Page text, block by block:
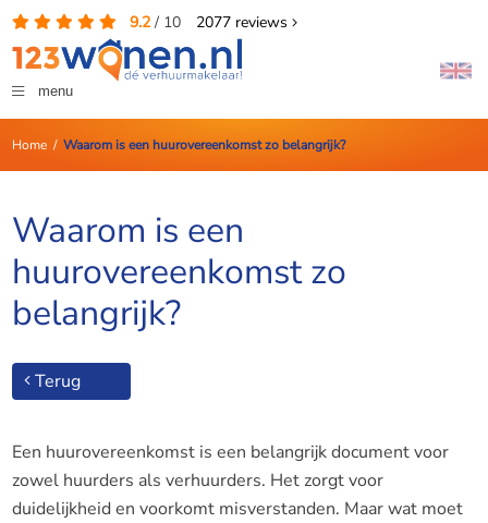
9.2/ 10 2077reviews
menu
Home/ Waarom is een huurovereenkomst zo belangrijk?
Waarom is een
huurovereenkomst zo
belangrijk?
Terug
Een huurovereenkomst is een belangrijk document voor
zowel huurders als verhuurders. Het zorgt voor
duidelijkheid en voorkomt misverstanden. Maar wat moet